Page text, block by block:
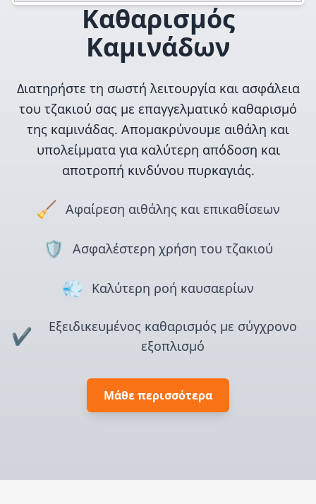
Καθαρισμός
Καμινάδων
Διατηρήστε τη σωστή λειτουργία και ασφάλεια
του τζακιού σας με επαγγελματικό καθαρισμό
της καμινάδας. Απομακρύνουμε αιθάλη και
υπολείμματα για καλύτερη απόδοση και
αποτροπή κινδύνου πυρκαγιάς.
🧹 Αφαίρεση αιθάλης και επικαθίσεων
🛡️ Ασφαλέστερη χρήση του τζακιού
💨 Καλύτερη ροή καυσαερίων
✔️
Εξειδικευμένος καθαρισμός με σύγχρονο
εξοπλισμό
Μάθε περισσότερα